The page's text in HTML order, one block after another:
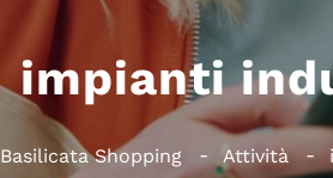
impianti
Basilicata Shopping Attività